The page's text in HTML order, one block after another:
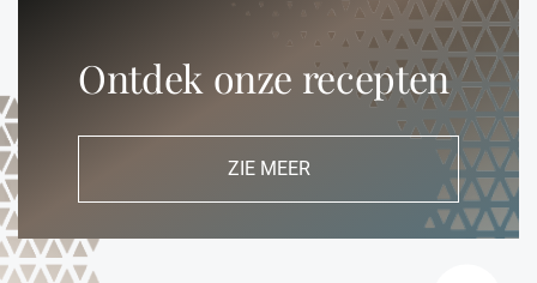
Ontdek onze recepten
ZIE MEER